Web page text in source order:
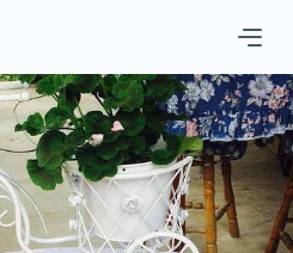
Geo Eng
სასტუმრო